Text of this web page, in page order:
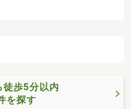
徒歩5分以内
を探す